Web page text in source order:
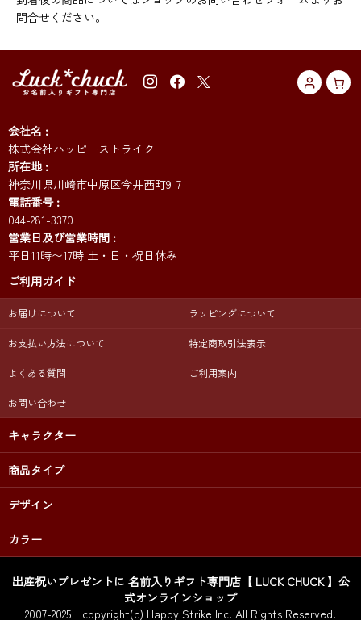
問合せください。
会社名
株式会社ハッピーストライク
所在地
神奈川県川崎市中原区今井西町9-7
電話番号
044-281-3370
営業日及び営業時間
平日11時〜17時 土・日・祝日休み
ご利用ガイド
お届けについて ラッピングについて
お支払い方法について 特定商取引法表示
よくある質問 ご利用案内
お問い合わせ
キャラクター
商品タイプ
デザイン
カラー
出産祝いプレゼントに 名前入りギフト専門店【 LUCK CHUCK 】公
式オンラインショップ
2007-2025｜copyright(c) Happy Strike Inc. All Rights Reserved.